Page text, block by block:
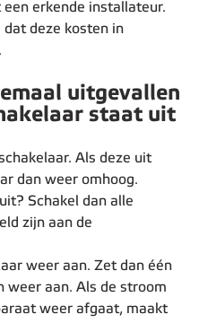
erkende installateur.
dat deze kosten in
uitgevallen
staat uit
Als deze uit
dan weer omhoog.
Schakel dan alle
zijn aan de
weer aan. Zet dan één
weer aan. Als de stroom
weer afgaat, maakt